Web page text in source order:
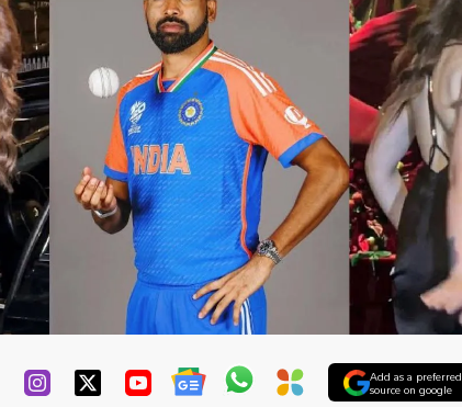
Add as a preferred
source on google